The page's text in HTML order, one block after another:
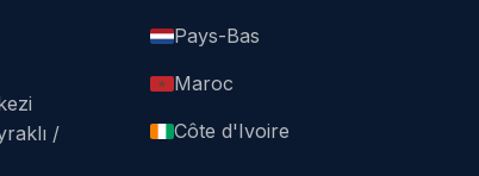
/
Pays-Bas
Maroc
Côte d'Ivoire